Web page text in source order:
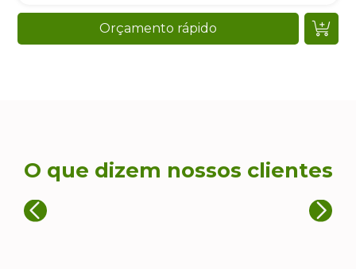
Orçamento rápido
O que dizem nossos clientes